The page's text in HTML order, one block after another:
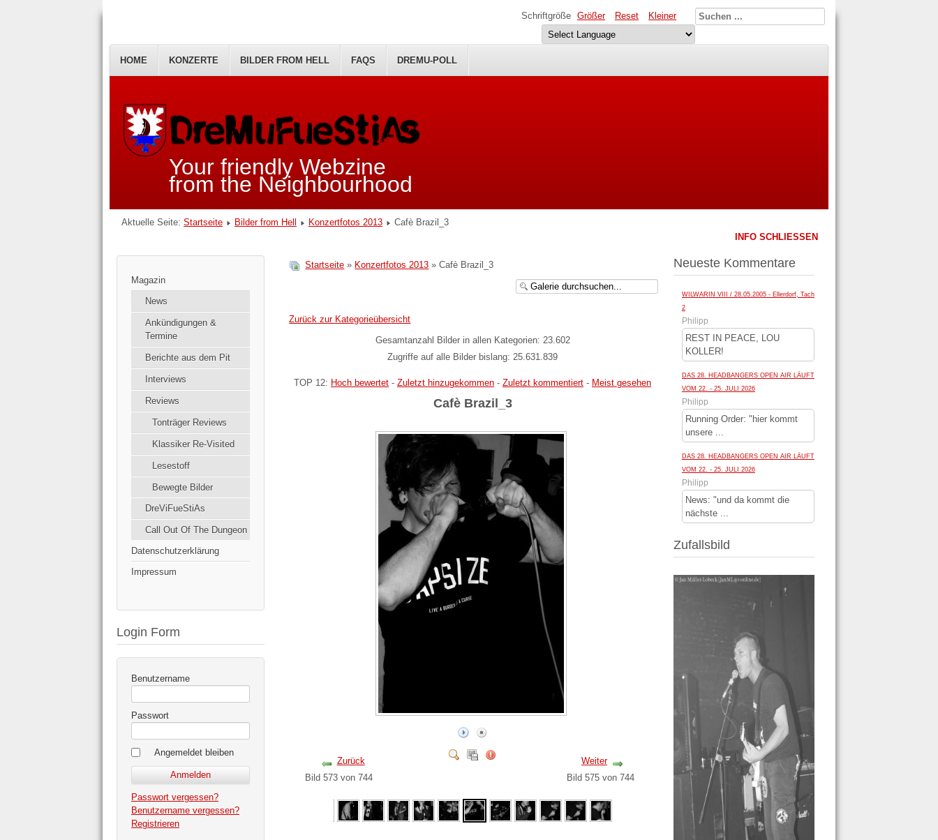
Your friendly Webzine
from the Neighbourhood
HOME KONZERTE BILDER FROM HELL FAQS DREMU-POLL
Schriftgröße Größer Reset Kleiner
Aktuelle Seite: Startseite Bilder from Hell Konzertfotos 2013 Cafè Brazil_3
Magazin
News
Ankündigungen &
Termine
Berichte aus dem Pit
Interviews
Reviews
Tonträger Reviews
Klassiker Re-Visited
Lesestoff
Bewegte Bilder
DreViFueStiAs
Call Out Of The Dungeon
Datenschutzerklärung
Impressum
Login Form
Benutzername
Passwort
Angemeldet bleiben
Passwort vergessen?
Benutzername vergessen?
Registrieren
Startseite » Konzertfotos 2013 » Cafè Brazil_3
Zurück zur Kategorieübersicht
Gesamtanzahl Bilder in allen Kategorien: 23.602
Zugriffe auf alle Bilder bislang: 25.631.839
TOP 12: Hoch bewertet -Zuletzt hinzugekommen -Zuletzt kommentiert - Meist gesehen
Cafè Brazil_3
Zurück
Bild 573 von 744
Weiter
Bild 575 von 744
INFO SCHLIESSEN
Neueste Kommentare
WILWARIN VIII / 28.05.2005 - Ellerdorf, Tach
2
Philipp
REST IN PEACE, LOU
KOLLER!
DAS 28. HEADBANGERS OPEN AIR LÄUFT
VOM 22. - 25. JULI 2026
Philipp
Running Order: "hier kommt
unsere ...
DAS 28. HEADBANGERS OPEN AIR LÄUFT
VOM 22. - 25. JULI 2026
Philipp
News: "und da kommt die
nächste ...
Zufallsbild